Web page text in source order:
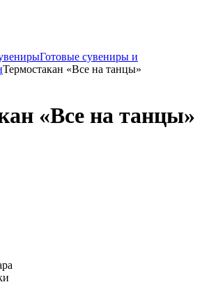
Готовые сувениры и
Термостакан «Все на танцы»
«Все на танцы»